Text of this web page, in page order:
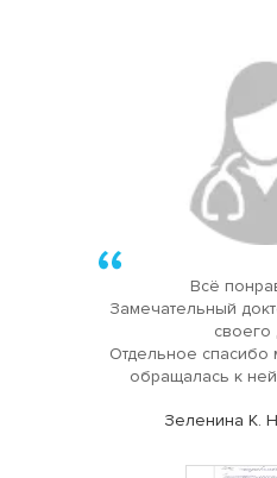
Всё
Замечательный
своего
Отдельное
обращалась к
Зеленина К.